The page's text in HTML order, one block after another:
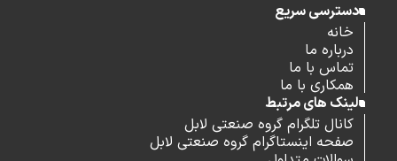
دسترسی سریع
خانه
درباره ما
تماس با ما
همکاری با ما
لینک های مرتبط
کانال تلگرام گروه صنعتی لابل
صفحه اینستاگرام گروه صنعتی لابل